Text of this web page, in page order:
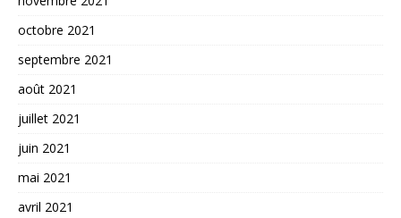
octobre 2021
septembre 2021
août 2021
juillet 2021
juin 2021
mai 2021
avril 2021